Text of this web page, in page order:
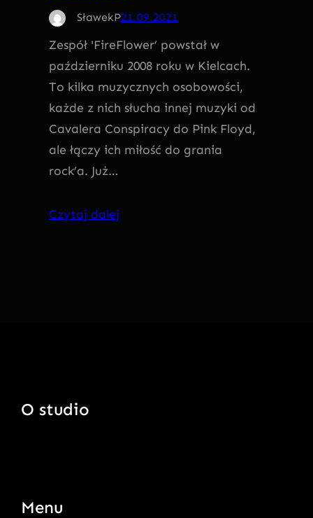
SławekP21.09.2021
Zespół 'FireFlower’ powstał w
październiku 2008 roku w Kielcach.
To kilka muzycznych osobowości,
każde z nich słucha innej muzyki od
Cavalera Conspiracy do Pink Floyd,
ale łączy ich miłość do grania
rock’a. Już…
Czytaj dalej
O studio
Menu